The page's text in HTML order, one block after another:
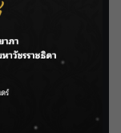
ะไรหลังจาก
บกะพง–ห้วย